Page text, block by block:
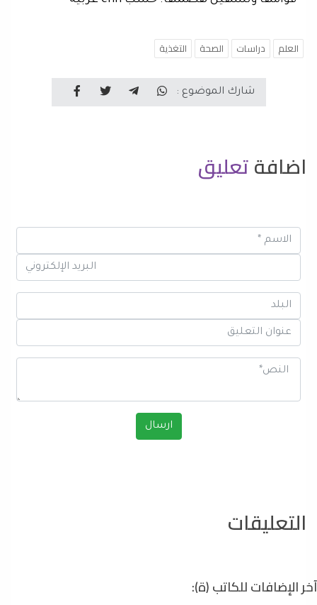
العلم دراسات الصحة التغذية
شارك الموضوع :
اضافةتعليق
التعليقات
آخر الإضافات للكاتب (ة):